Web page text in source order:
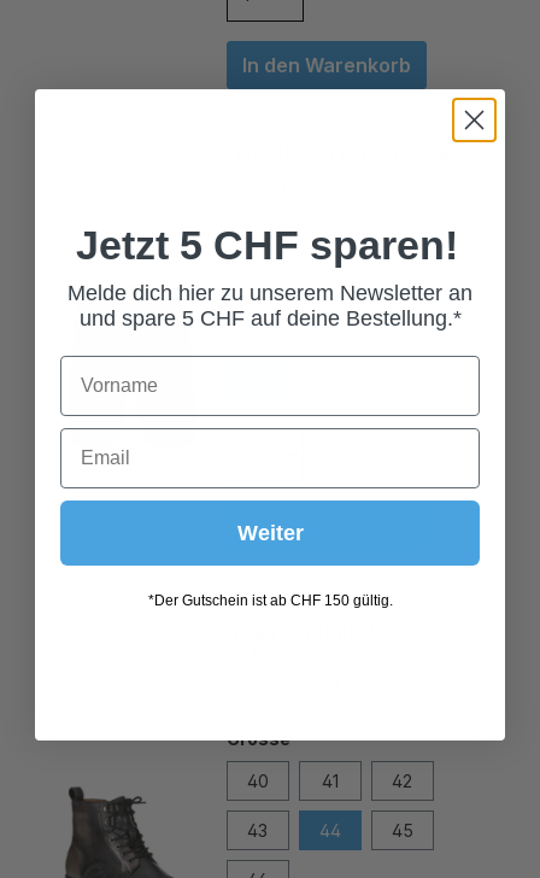
In den Warenkorb
44 46 48
50 52 54
56 58 60
In den Warenkorb
HERRENSCHUH ALPINA
43 44 45
46
Jetzt 5 CHF sparen!
Melde dich hier zu unserem Newsletter an
und spare 5 CHF auf deine Bestellung.*
Weiter
*Der Gutschein ist ab CHF 150 gültig.